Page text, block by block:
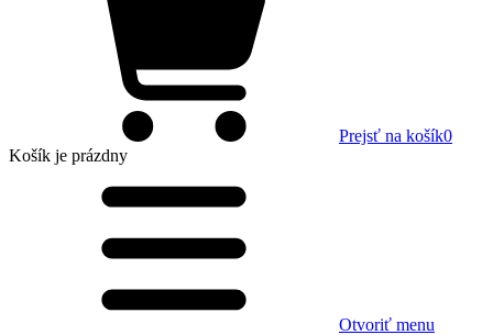
Prejsť na košík0
Košík je prázdny
Otvoriť menu